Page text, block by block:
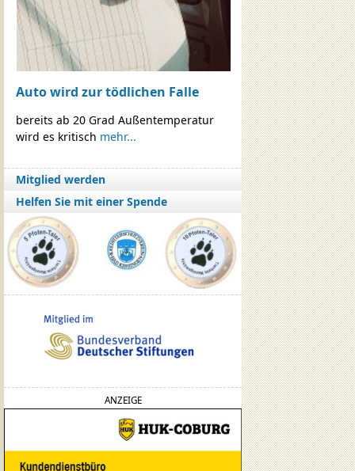
Auto wird zur tödlichen Falle
bereits ab 20 Grad Außentemperatur
wird es kritisch mehr...
Mitglied werden
Helfen Sie mit einer Spende
ANZEIGE